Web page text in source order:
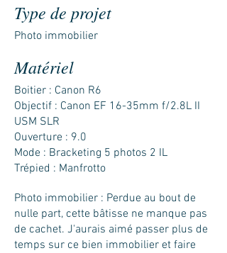
Type de projet
Photo immobilier
Matériel
Boitier : Canon R6
Objectif : Canon EF 16-35mm f/2.8L II
USM SLR
Ouverture : 9.0
Mode : Bracketing 5 photos 2 IL
Trépied : Manfrotto
Photo immobilier : Perdue au bout de
nulle part, cette bâtisse ne manque pas
de cachet. J'aurais aimé passer plus de
temps sur ce bien immobilier et faire